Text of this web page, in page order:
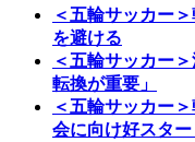
＜五輪サッカー
を避ける
＜五輪サッカー
転換が重要」
＜五輪サッカー
会に向け好スター